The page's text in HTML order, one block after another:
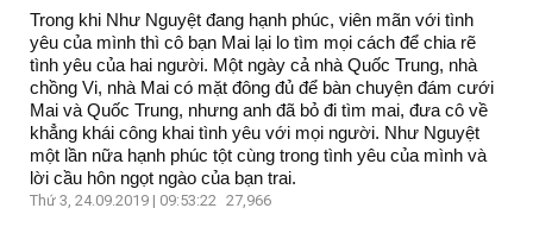
Trong khi Như Nguyệt đang hạnh phúc, viên mãn với tình
yêu của mình thì cô bạn Mai lại lo tìm mọi cách để chia rẽ
tình yêu của hai người. Một ngày cả nhà Quốc Trung, nhà
chồng Vi, nhà Mai có mặt đông đủ để bàn chuyện đám cưới
Mai và Quốc Trung, nhưng anh đã bỏ đi tìm mai, đưa cô về
khẳng khái công khai tình yêu với mọi người. Như Nguyệt
một lần nữa hạnh phúc tột cùng trong tình yêu của mình và
lời cầu hôn ngọt ngào của bạn trai.
Thứ 3, 24.09.2019 | 09:53:22 27,966